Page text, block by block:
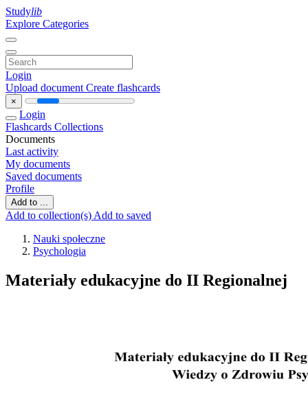
Studylib
Explore Categories
Login
Upload document Create flashcards
×
Login
Flashcards Collections
Documents
Last activity
My documents
Saved documents
Profile
Add to ...
Add to collection(s) Add to saved
Nauki społeczne
Psychologia
Materiały edukacyjne do II Regionalnej